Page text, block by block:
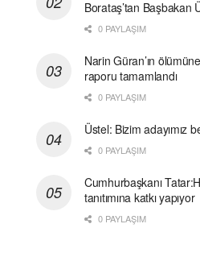
Borataş’tan Başbakan
0 PAYLAŞIM
Narin Güran’ın
raporu tamamlandı
0 PAYLAŞIM
Üstel: Bizim adayımız
0 PAYLAŞIM
Cumhurbaşkanı
tanıtımına katkı yapıyor
0 PAYLAŞIM